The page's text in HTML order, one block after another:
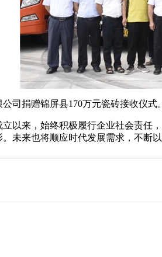
捐赠锦屏县170万元瓷砖接收仪式
来，始终积极履行企业社会责任
未来也将顺应时代发展需求，不断